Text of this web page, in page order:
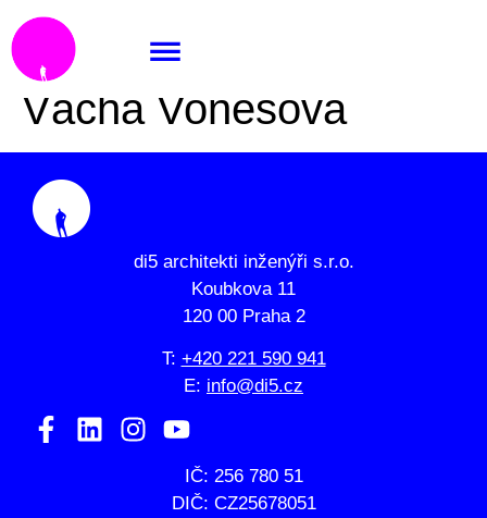
Ing. arch. Zdeňka
Vácha Vonešová
di5 architekti inženýři s.r.o.
Koubkova 11
120 00 Praha 2
T: +420 221 590 941
E: info@di5.cz
IČ: 256 780 51
DIČ: CZ25678051